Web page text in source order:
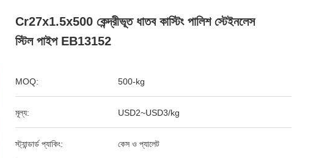
Cr27x1.5x500 কেন্দ্রীভূত ধাতব কাস্টিং পালিশ স্টেইনলেস
স্টিল পাইপ EB13152
MOQ: 500-kg
মূল্য: USD2~USD3/kg
স্ট্যান্ডার্ড প্যাকিং: কেস ও প্যালেট